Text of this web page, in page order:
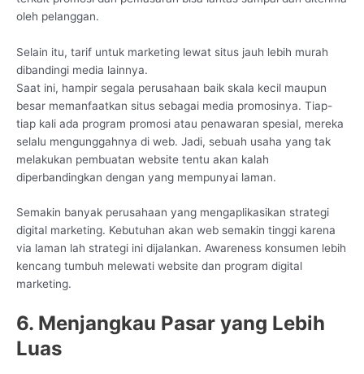
oleh pelanggan.
Selain itu, tarif untuk marketing lewat situs jauh lebih murah
dibandingi media lainnya.
Saat ini, hampir segala perusahaan baik skala kecil maupun
besar memanfaatkan situs sebagai media promosinya. Tiap-
tiap kali ada program promosi atau penawaran spesial, mereka
selalu mengunggahnya di web. Jadi, sebuah usaha yang tak
melakukan pembuatan website tentu akan kalah
diperbandingkan dengan yang mempunyai laman.
Semakin banyak perusahaan yang mengaplikasikan strategi
digital marketing. Kebutuhan akan web semakin tinggi karena
via laman lah strategi ini dijalankan. Awareness konsumen lebih
kencang tumbuh melewati website dan program digital
marketing.
6. Menjangkau Pasar yang Lebih
Luas